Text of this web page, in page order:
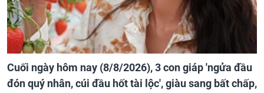
Cuối ngày hôm nay (8/8/2026), 3 con giáp 'ngửa đầu
đón quý nhân, cúi đầu hốt tài lộc', giàu sang bất chấp,